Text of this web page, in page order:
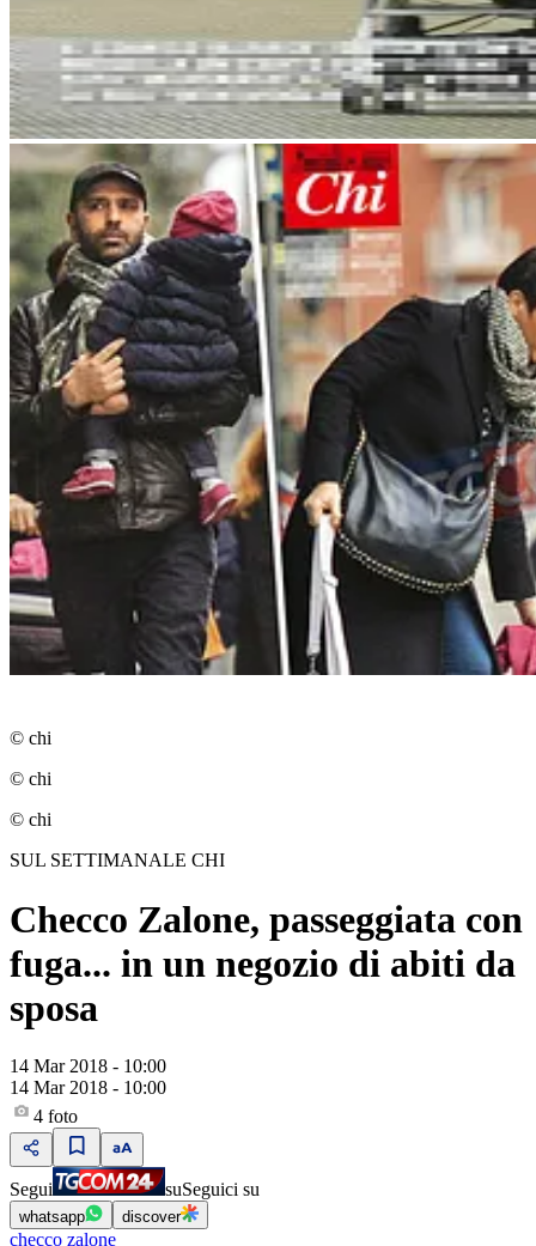
© chi
© chi
© chi
SUL SETTIMANALE CHI
Checco Zalone, passeggiata con
fuga... in un negozio di abiti da
sposa
14 Mar 2018 - 10:00
14 Mar 2018 - 10:00
4 foto
Segui suSeguici su
whatsapp discover
checco zalone